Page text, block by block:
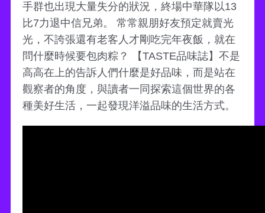
手群也出現大量失分的狀況，終場中華隊以13
比7力退中信兄弟。 常常親朋好友預定就賣光
光，不誇張還有老客人才剛吃完年夜飯，就在
問什麼時候要包肉粽？ 【TASTE品味誌】不是
高高在上的告訴人們什麼是好品味，而是站在
觀察者的角度，與讀者一同探索這個世界的各
種美好生活，一起發現洋溢品味的生活方式。